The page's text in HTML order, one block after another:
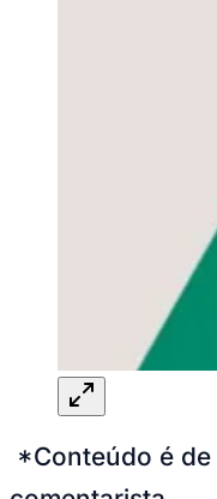
*Conteúdo é